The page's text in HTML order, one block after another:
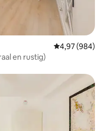
Gemiddelde
4,97 (984)
en rustig)